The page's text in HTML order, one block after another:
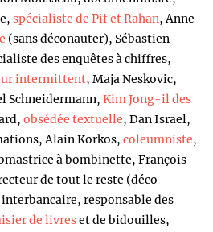
spécialiste de Pif et Rahan, Anne-
(sans déconauter), Sébastien
des enquêtes à chiffres,
intermittent, Maja Neskovic,
Schneidermann, Kim Jong-il des
obsédée textuelle, Dan Israel,
Alain Korkos, coleumniste,
à bombinette, François
de tout le reste (déco-
responsable des
de livreset de bidouilles,